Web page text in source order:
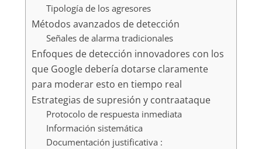
Tipología de los agresores
Métodos avanzados de detección
Señales de alarma tradicionales
Enfoques de detección innovadores con los
que Google debería dotarse claramente
para moderar esto en tiempo real
Estrategias de supresión y contraataque
Protocolo de respuesta inmediata
Información sistemática
Documentación justificativa :